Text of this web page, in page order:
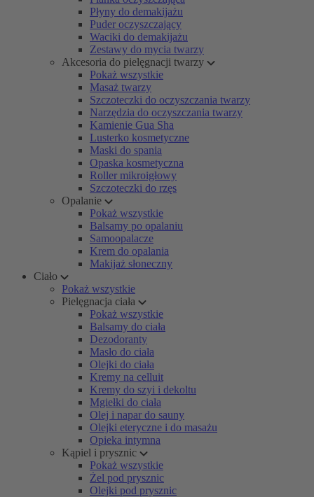
Płyny do demakijażu
Puder oczyszczający
Waciki do demakijażu
Zestawy do mycia twarzy
Akcesoria do pielęgnacji twarzy
Pokaż wszystkie
Masaż twarzy
Szczoteczki do oczyszczania twarzy
Narzędzia do oczyszczania twarzy
Kamienie Gua Sha
Lusterko kosmetyczne
Maski do spania
Opaska kosmetyczna
Roller mikroigłowy
Szczoteczki do rzęs
Opalanie
Pokaż wszystkie
Balsamy po opalaniu
Samoopalacze
Krem do opalania
Makijaż słoneczny
Ciało
Pokaż wszystkie
Pielęgnacja ciała
Pokaż wszystkie
Balsamy do ciała
Dezodoranty
Masło do ciała
Olejki do ciała
Kremy na celluit
Kremy do szyi i dekoltu
Mgiełki do ciała
Olej i napar do sauny
Olejki eteryczne i do masażu
Opieka intymna
Kąpiel i prysznic
Pokaż wszystkie
Żel pod prysznic
Olejki pod prysznic